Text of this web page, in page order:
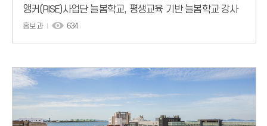
앵커(RISE)사업단 늘봄학교, 평생교육 기반 늘봄학교 강사
양성과정 (1차) 성료
홍보과 634